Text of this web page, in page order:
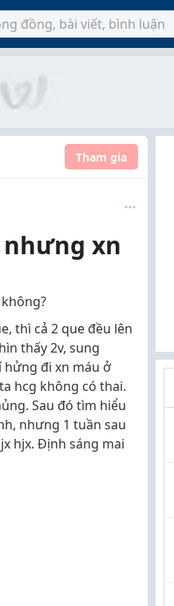
Tham gia
xn
thì cả 2 que đều lên
thấy 2v, sung
hửng đi xn máu ở
hcg không có thai.
Sau đó tìm hiểu
nhưng 1 tuần sau
hjx. Định sáng mai